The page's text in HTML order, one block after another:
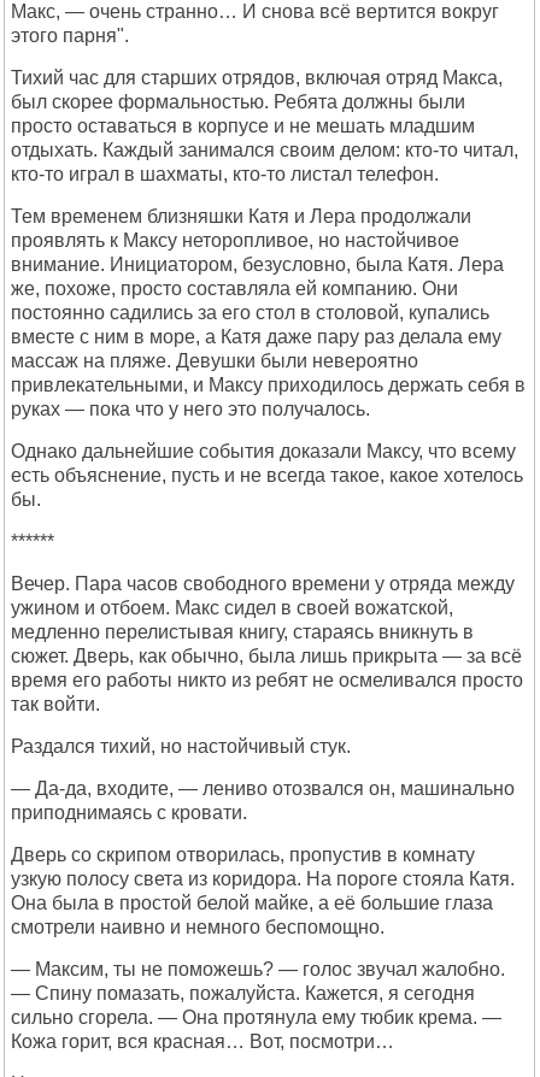
Макс, — очень странно… И снова всё вертится вокруг
этого парня".
Тихий час для старших отрядов, включая отряд Макса,
был скорее формальностью. Ребята должны были
просто оставаться в корпусе и не мешать младшим
отдыхать. Каждый занимался своим делом: кто-то читал,
кто-то играл в шахматы, кто-то листал телефон.
Тем временем близняшки Катя и Лера продолжали
проявлять к Максу неторопливое, но настойчивое
внимание. Инициатором, безусловно, была Катя. Лера
же, похоже, просто составляла ей компанию. Они
постоянно садились за его стол в столовой, купались
вместе с ним в море, а Катя даже пару раз делала ему
массаж на пляже. Девушки были невероятно
привлекательными, и Максу приходилось держать себя в
руках — пока что у него это получалось.
Однако дальнейшие события доказали Максу, что всему
есть объяснение, пусть и не всегда такое, какое хотелось
бы.
******
Вечер. Пара часов свободного времени у отряда между
ужином и отбоем. Макс сидел в своей вожатской,
медленно перелистывая книгу, стараясь вникнуть в
сюжет. Дверь, как обычно, была лишь прикрыта — за всё
время его работы никто из ребят не осмеливался просто
так войти.
Раздался тихий, но настойчивый стук.
— Да-да, входите, — лениво отозвался он, машинально
приподнимаясь с кровати.
Дверь со скрипом отворилась, пропустив в комнату
узкую полосу света из коридора. На пороге стояла Катя.
Она была в простой белой майке, а её большие глаза
смотрели наивно и немного беспомощно.
— Максим, ты не поможешь? — голос звучал жалобно.
— Спину помазать, пожалуйста. Кажется, я сегодня
сильно сгорела. — Она протянула ему тюбик крема. —
Кожа горит, вся красная… Вот, посмотри…